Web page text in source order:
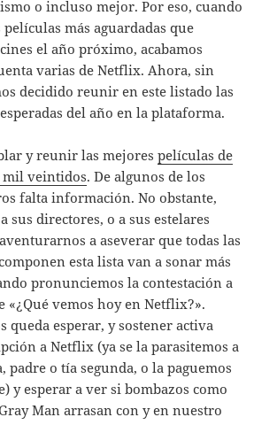
o incluso mejor. Por eso, cuando
más aguardadas que
el año próximo, acabamos
varias de Netflix. Ahora, sin
decidido reunir en este listado las
del año en la plataforma.
y reunir las mejorespelículas de
veintidos. De algunos de los
falta información. No obstante,
sus directores, o a sus estelares
a aseverar que todas las
esta lista van a sonar más
pronunciemos la contestación a
«¿Qué vemos hoy en Netflix?».
queda esperar, y sostener activa
a Netflix (ya se la parasitemos a
padre o tía segunda, o la paguemos
y esperar a ver si bombazos como
Man arrasan con y en nuestro